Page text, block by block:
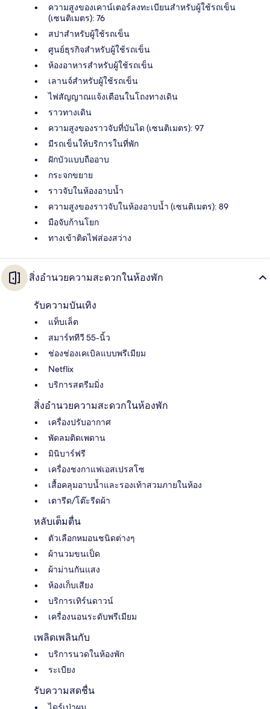
ความสูงของเคาน์เตอร์ลงทะเบียนสำหรับผู้ใช้รถเข็น
(เซนติเมตร): 76
สปาสำหรับผู้ใช้รถเข็น
ศูนย์ธุรกิจสำหรับผู้ใช้รถเข็น
ห้องอาหารสำหรับผู้ใช้รถเข็น
เลานจ์สำหรับผู้ใช้รถเข็น
ไฟสัญญาณแจ้งเตือนในโถงทางเดิน
ราวทางเดิน
ความสูงของราวจับที่บันได (เซนติเมตร): 97
มีรถเข็นให้บริการในที่พัก
ฝักบัวแบบถืออาบ
กระจกขยาย
ราวจับในห้องอาบน้ำ
ความสูงของราวจับในห้องอาบน้ำ (เซนติเมตร): 89
มือจับก้านโยก
ทางเข้าติดไฟส่องสว่าง
สิ่งอำนวยความสะดวกในห้องพัก
รับความบันเทิง
แท็บเล็ต
สมาร์ททีวี 55-นิ้ว
ช่องช่องเคเบิลแบบพรีเมียม
Netflix
บริการสตรีมมิ่ง
สิ่งอำนวยความสะดวกในห้องพัก
เครื่องปรับอากาศ
พัดลมติดเพดาน
มินิบาร์ฟรี
เครื่องชงกาแฟเอสเปรสโซ
เสื้อคลุมอาบน้ำและรองเท้าสวมภายในห้อง
เตารีด/โต๊ะรีดผ้า
หลับเต็มตื่น
ตัวเลือกหมอนชนิดต่างๆ
ผ้านวมขนเป็ด
ผ้าม่านกันแสง
ห้องเก็บเสียง
บริการเทิร์นดาวน์
เครื่องนอนระดับพรีเมียม
เพลิดเพลินกับ
บริการนวดในห้องพัก
ระเบียง
รับความสดชื่น